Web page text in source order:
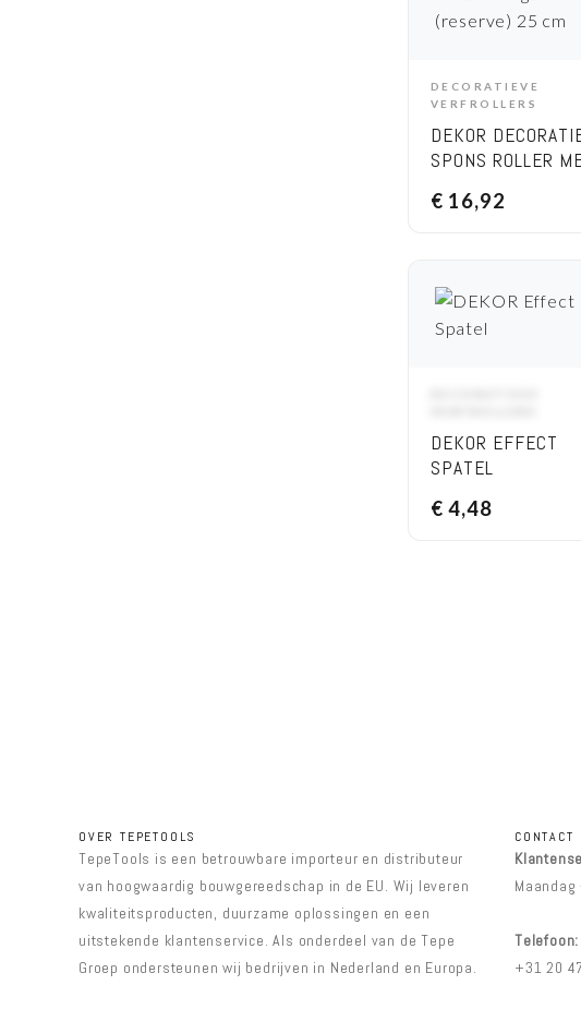
ADD TO CART
DECORATIEVE
VERFROLLERS
DEKOR
SPONS ROLLER
CM
€ 16,92
DEKOR EFFECT
SPATEL
€ 4,48
OVER TEPETOOLS
TepeTools is een betrouwbare importeur en distributeur
van hoogwaardig bouwgereedschap in de EU. Wij leveren
kwaliteitsproducten, duurzame oplossingen en een
uitstekende klantenservice. Als onderdeel van de Tepe
Groep ondersteunen wij bedrijven in Nederland en Europa.
CONTACT
Telefoon:
+31 20